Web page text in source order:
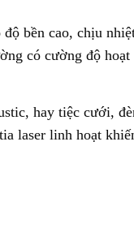
bền cao, chịu
có cường độ hoạt
hay tiệc cưới,
laser linh hoạt